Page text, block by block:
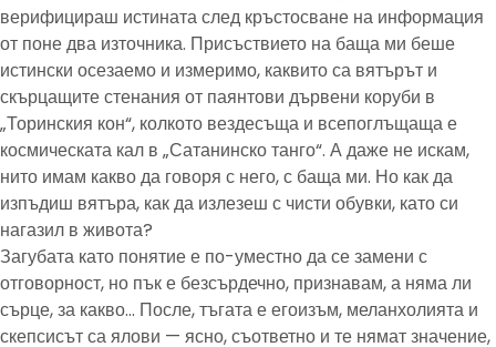
верифицираш истината след кръстосване на информация
от поне два източника. Присъствието на баща ми беше
истински осезаемо и измеримо, каквито са вятърът и
скърцащите стенания от паянтови дървени коруби в
„Торинския кон“, колкото вездесъща и всепоглъщаща е
космическата кал в „Сатанинско танго“. А даже не искам,
нито имам какво да говоря с него, с баща ми. Но как да
изпъдиш вятъра, как да излезеш с чисти обувки, като си
нагазил в живота?
Загубата като понятие е по-уместно да се замени с
отговорност, но пък е безсърдечно, признавам, а няма ли
сърце, за какво… После, тъгата е егоизъм, меланхолията и
скепсисът са ялови — ясно, съответно и те нямат значение,